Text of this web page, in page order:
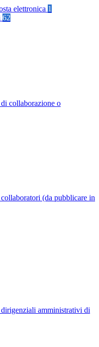
elettronica 1
62
collaborazione o
(da pubblicare in
amministrativi di